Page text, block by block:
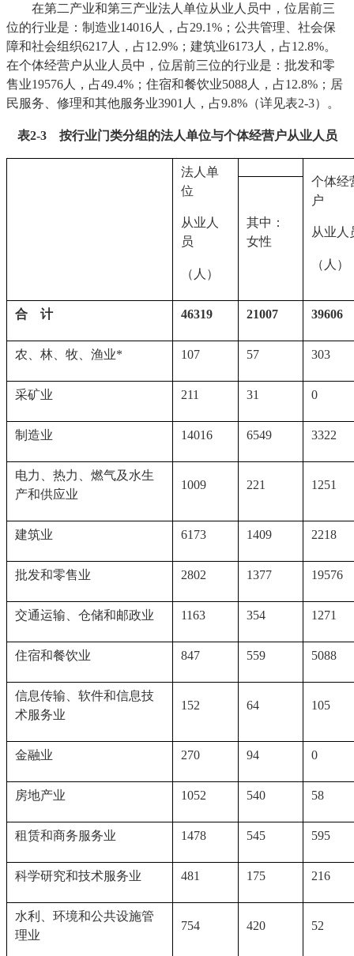
在第二产业和第三产业法人单位从业人员中，位居前三
位的行业是：制造业14016人，占29.1%；公共管理、社会保
障和社会组织6217人，占12.9%；建筑业6173人，占12.8%。
在个体经营户从业人员中，位居前三位的行业是：批发和零
售业19576人，占49.4%；住宿和餐饮业5088人，占12.8%；居
民服务、修理和其他服务业3901人，占9.8%（详见表2-3）。
表2-3按行业门类分组的法人单位与个体经营户从业人员
法人单
位
从业人
员
（人）
个体经
户
从业人
（人）
其中：
女性
合　计 46319 21007 39606
农、林、牧、渔业* 107 57 303
采矿业 211 31 0
制造业 14016 6549 3322
电力、热力、燃气及水生
产和供应业
1009 221 1251
建筑业 6173 1409 2218
批发和零售业 2802 1377 19576
交通运输、仓储和邮政业 1163 354 1271
住宿和餐饮业 847 559 5088
信息传输、软件和信息技
术服务业
152 64 105
金融业 270 94 0
房地产业 1052 540 58
租赁和商务服务业 1478 545 595
科学研究和技术服务业 481 175 216
水利、环境和公共设施管
理业
754 420 52